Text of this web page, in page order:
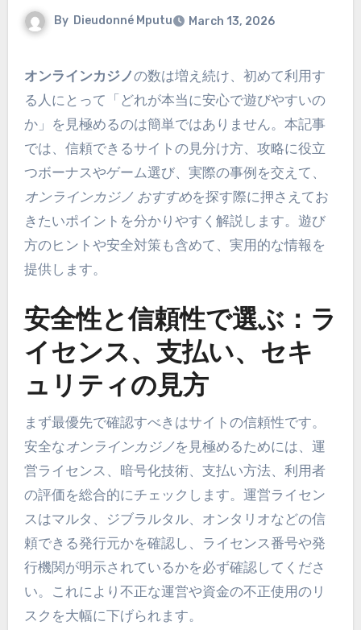
By Dieudonné Mputu March 13, 2026
オンラインカジノの数は増え続け、初めて利用す
る人にとって「どれが本当に安心で遊びやすいの
か」を見極めるのは簡単ではありません。本記事
では、信頼できるサイトの見分け方、攻略に役立
つボーナスやゲーム選び、実際の事例を交えて、
オンラインカジノ おすすめを探す際に押さえてお
きたいポイントを分かりやすく解説します。遊び
方のヒントや安全対策も含めて、実用的な情報を
提供します。
安全性と信頼性で選ぶ：ラ
イセンス、支払い、セキ
ュリティの見方
まず最優先で確認すべきはサイトの信頼性です。
安全なオンラインカジノを見極めるためには、運
営ライセンス、暗号化技術、支払い方法、利用者
の評価を総合的にチェックします。運営ライセン
スはマルタ、ジブラルタル、オンタリオなどの信
頼できる発行元かを確認し、ライセンス番号や発
行機関が明示されているかを必ず確認してくださ
い。これにより不正な運営や資金の不正使用のリ
スクを大幅に下げられます。